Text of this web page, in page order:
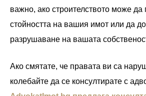
важно, ако строителството може да
стойността на вашия имот или да
разрушаване на вашата
Ако смятате, че правата ви са
колебайте да се консултирате с